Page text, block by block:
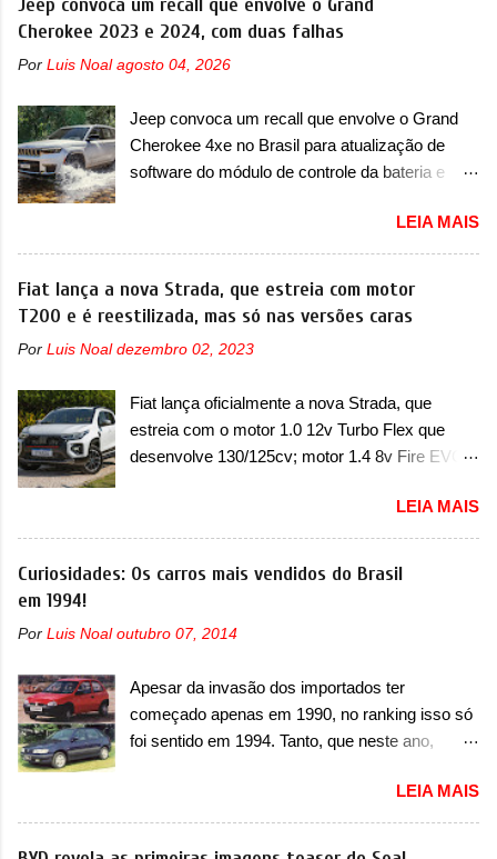
modelo compacto à sua linha. Posicionado
primeiras imagens teaser do A05, que nas
esportiva, o A05s. Previsto para ser lançado
ainda neste ano na China, o compacto elétrico
colocará a Leapmotor para concorrer com uma
BYD Dolphin e Geely EX2. Visualmente, o A05
conta com um design já visto por outros
modelos da marca, em especial do SUV
compacto A10. Basicamente sendo o hatch do
SUV, o A05 nasce com um design que está
possui faróis com um desenho mais retangular,
com um pequeno prolongamento para as
laterais. Os faróis cont...
Jeep convoca um recall que envolve o Grand
Cherokee 2023 e 2024, com duas falhas
Por Luis Noal agosto 04, 2026
Jeep convoca um recall que envolve o Grand
Cherokee 4xe no Brasil para atualização de
software do módulo de controle da bateria e
Jeep convocou no dia 10 de outubro de 2025
um chamado que envolve os proprietários do
Grand Cherokee 4xe, em sua versão única
Limited, com unidades de ano/modelo 2023 e
unidades afetadas precisam retornar a uma
dois problemas. O primeiro deles será uma
atualização do software do módulo de controle
da bateria (AHCP e HCP). Para alguns veículos
verificação e, se necessário, a substituição do
motor do ventilador HVAC (aquecimento,
ventilação e ar-condicionado). A marca também
uma sobrecarga do microprocessador do
poderá causar a perda de força motriz,
requerendo a atualização do software do
modulo de...
LEIA MAIS
Fiat lança a nova Strada, que estreia com motor
T200 e é reestilizada, mas só nas versões caras
Por Luis Noal dezembro 02, 2023
Fiat lança oficialmente a nova Strada, que
estreia com o motor 1.0 12v Turbo Flex que
desenvolve 130/125cv; motor 1.4 8v Fire EVO
oficialmente a nova Strada, que aparece com
mudanças visuais e com uma nova opção de
motor. Depois da picape compacta receber o
motor 1.0 12v Turbo Flex, conhecido como
Strada soube ser mutável com avanços
importantes que a concorrência nunca
conseguiu acompanhar e agora ela abre uma
T200, que estreou nos irmãos Pulse e
Fastback. "A Fiat Strada é mais do que uma
LEIA MAIS
Curiosidades: Os carros mais vendidos do Brasil
em 1994!
Por Luis Noal outubro 07, 2014
Apesar da invasão dos importados ter
começado apenas em 1990, no ranking isso só
foi sentido em 1994. Tanto, que neste ano,
começar pelo Chevrolet Corsa, o mais
destacado deles no ranking que perdurou no
nosso mercado até início de 2012 e com
LEIA MAIS